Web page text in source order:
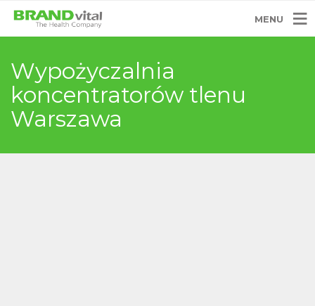
MENU
Wypożyczalnia
koncentratorów tlenu
Warszawa